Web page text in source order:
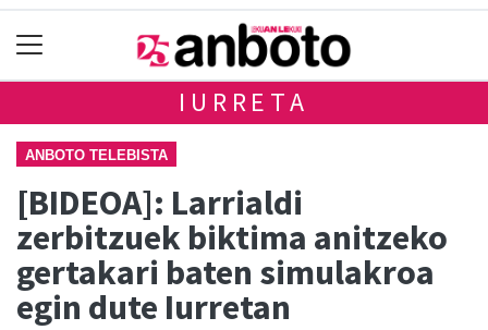
IURRETA
ANBOTO TELEBISTA
[BIDEOA]: Larrialdi
zerbitzuek biktima anitzeko
gertakari baten simulakroa
egin dute Iurretan